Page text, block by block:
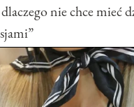
nie chce mieć